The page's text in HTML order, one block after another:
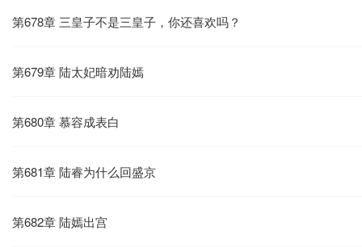
第678章 三皇子不是三皇子，你还喜欢吗？
第679章 陆太妃暗劝陆嫣
第680章 慕容成表白
第681章 陆睿为什么回盛京
第682章 陆嫣出宫